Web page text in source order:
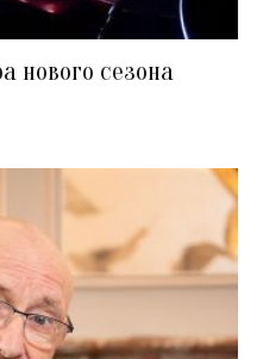
нового сезона